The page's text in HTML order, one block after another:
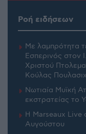
Ροή ειδήσεων
Με λαμπρότητα
Εσπερινός
Χριστού
Κούλας
Νωτιαία Μυϊκή
εκστρατείας το
H Marseaux Live
Αυγούστου